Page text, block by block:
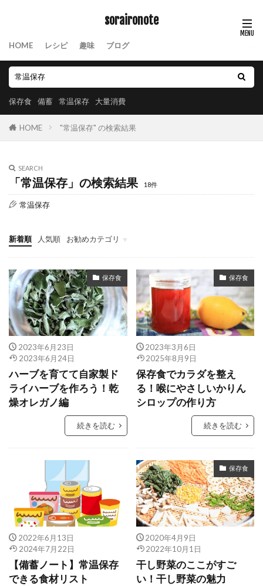
soraironote
HOME レシピ 趣味 ブログ
保存食 備蓄 常温保存 大量消費
HOME "常温保存" の検索結果
SEARCH
「常温保存」の検索結果 18件
常温保存
新着順 人気順 お勧めカテゴリ
保存食
保存食
2023年6月23日
2023年6月24日
ハーブを育てて自家製ド
ライハーブを作ろう！乾
燥オレガノ編
続きを読む
保存食
2023年3月6日
2025年8月9日
保存食でカラダを整え
る！喉にやさしいかりん
シロップの作り方
続きを読む
2022年6月13日
2024年7月22日
【備蓄ノート】常温保存
できる食材リスト
保存食
2020年4月9日
2022年10月1日
干し野菜のここがすご
い！干し野菜の魅力